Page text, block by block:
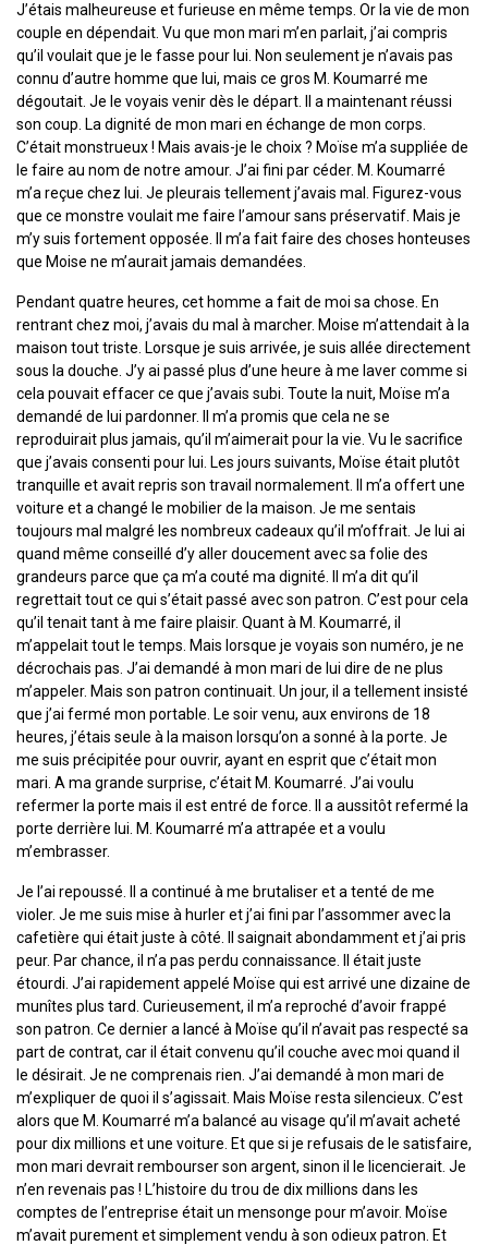
J’étais malheureuse et furieuse en même temps. Or la vie de mon
couple en dépendait. Vu que mon mari m’en parlait, j’ai compris
qu’il voulait que je le fasse pour lui. Non seulement je n’avais pas
connu d’autre homme que lui, mais ce gros M. Koumarré me
dégoutait. Je le voyais venir dès le départ. Il a maintenant réussi
son coup. La dignité de mon mari en échange de mon corps.
C’était monstrueux ! Mais avais-je le choix ? Moïse m’a suppliée de
le faire au nom de notre amour. J’ai fini par céder. M. Koumarré
m’a reçue chez lui. Je pleurais tellement j’avais mal. Figurez-vous
que ce monstre voulait me faire l’amour sans préservatif. Mais je
m’y suis fortement opposée. Il m’a fait faire des choses honteuses
que Moise ne m’aurait jamais demandées.
Pendant quatre heures, cet homme a fait de moi sa chose. En
rentrant chez moi, j’avais du mal à marcher. Moise m’attendait à la
maison tout triste. Lorsque je suis arrivée, je suis allée directement
sous la douche. J’y ai passé plus d’une heure à me laver comme si
cela pouvait effacer ce que j’avais subi. Toute la nuit, Moïse m’a
demandé de lui pardonner. Il m’a promis que cela ne se
reproduirait plus jamais, qu’il m’aimerait pour la vie. Vu le sacrifice
que j’avais consenti pour lui. Les jours suivants, Moïse était plutôt
tranquille et avait repris son travail normalement. Il m’a offert une
voiture et a changé le mobilier de la maison. Je me sentais
toujours mal malgré les nombreux cadeaux qu’il m’offrait. Je lui ai
quand même conseillé d’y aller doucement avec sa folie des
grandeurs parce que ça m’a couté ma dignité. Il m’a dit qu’il
regrettait tout ce qui s’était passé avec son patron. C’est pour cela
qu’il tenait tant à me faire plaisir. Quant à M. Koumarré, il
m’appelait tout le temps. Mais lorsque je voyais son numéro, je ne
décrochais pas. J’ai demandé à mon mari de lui dire de ne plus
m’appeler. Mais son patron continuait. Un jour, il a tellement insisté
que j’ai fermé mon portable. Le soir venu, aux environs de 18
heures, j’étais seule à la maison lorsqu’on a sonné à la porte. Je
me suis précipitée pour ouvrir, ayant en esprit que c’était mon
mari. A ma grande surprise, c’était M. Koumarré. J’ai voulu
refermer la porte mais il est entré de force. Il a aussitôt refermé la
porte derrière lui. M. Koumarré m’a attrapée et a voulu
m’embrasser.
Je l’ai repoussé. Il a continué à me brutaliser et a tenté de me
violer. Je me suis mise à hurler et j’ai fini par l’assommer avec la
cafetière qui était juste à côté. Il saignait abondamment et j’ai pris
peur. Par chance, il n’a pas perdu connaissance. Il était juste
étourdi. J’ai rapidement appelé Moïse qui est arrivé une dizaine de
munîtes plus tard. Curieusement, il m’a reproché d’avoir frappé
son patron. Ce dernier a lancé à Moïse qu’il n’avait pas respecté sa
part de contrat, car il était convenu qu’il couche avec moi quand il
le désirait. Je ne comprenais rien. J’ai demandé à mon mari de
m’expliquer de quoi il s’agissait. Mais Moïse resta silencieux. C’est
alors que M. Koumarré m’a balancé au visage qu’il m’avait acheté
pour dix millions et une voiture. Et que si je refusais de le satisfaire,
mon mari devrait rembourser son argent, sinon il le licencierait. Je
n’en revenais pas ! L’histoire du trou de dix millions dans les
comptes de l’entreprise était un mensonge pour m’avoir. Moïse
m’avait purement et simplement vendu à son odieux patron. Et